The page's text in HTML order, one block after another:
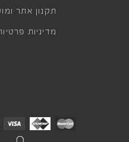
תקנון אתר
מדיניות